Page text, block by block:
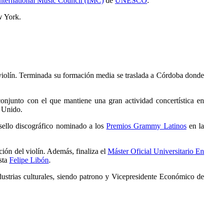
York.
Terminada su formación media se traslada a Córdoba donde
con el que mantiene una gran actividad concertística en
Unido.
discográfico nominado a losPremios Grammy Latinosen la
del violín. Además, finaliza el Máster Oficial Universitario En
Felipe Libón.
culturales, siendo patrono y Vicepresidente Económico de